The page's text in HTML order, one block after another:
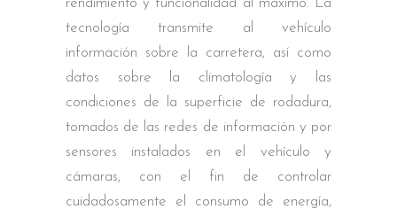
rendimiento y funcionalidad al máximo. La
tecnología transmite al vehículo
información sobre la carretera, así como
datos sobre la climatología y las
condiciones de la superficie de rodadura,
tomados de las redes de información y por
sensores instalados en el vehículo y
cámaras, con el fin de controlar
cuidadosamente el consumo de energía,